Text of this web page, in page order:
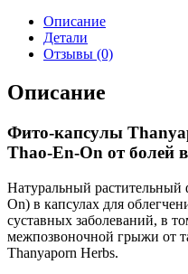
Описание
Детали
Отзывы (0)
Описание
Фито-капсулы
Thao-En-On от болей
Натуральный растительный
On) в капсулах для
суставных заболеваний, в
межпозвоночной грыжи от
Thanyaporn Herbs.